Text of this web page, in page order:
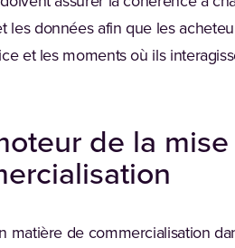
les données afin que les
et les moments où ils
de la
matière de commercialisation